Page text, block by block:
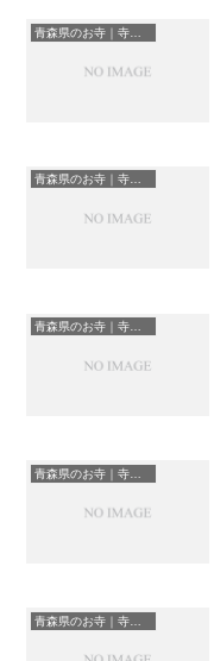
青森県のお寺｜寺院一覧
青森県のお寺｜寺院一覧
青森県のお寺｜寺院一覧
青森県のお寺｜寺院一覧
青森県のお寺｜寺院一覧